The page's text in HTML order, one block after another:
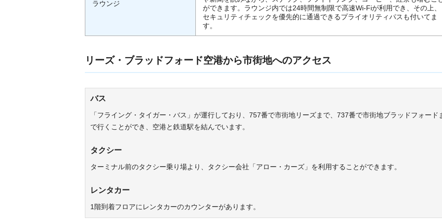
ラウンジ
ができます。ラウンジ内では24時間無制限で高速Wi-Fiが利用でき、その上、
セキュリティチェックを優先的に通過できるプライオリティパスも付いてま
す。
リーズ・ブラッドフォード空港から市街地へのアクセス
バス
「フライング・タイガー・バス」が運行しており、757番で市街地リーズまで、737番で市街地ブラッドフォード
で行くことができ、空港と鉄道駅を結んでいます。
タクシー
ターミナル前のタクシー乗り場より、タクシー会社「アロー・カーズ」を利用することができます。
レンタカー
1階到着フロアにレンタカーのカウンターがあります。